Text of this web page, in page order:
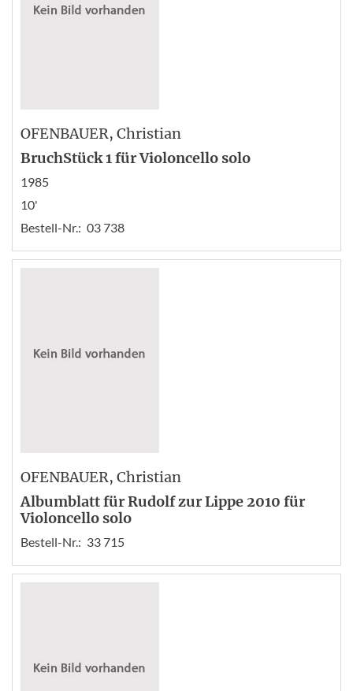
OFENBAUER, Christian
BruchStück 1 für Violoncello solo
1985
10'
Bestell-Nr.: 03 738
OFENBAUER, Christian
Albumblatt für Rudolf zur Lippe 2010 für
Violoncello solo
Bestell-Nr.: 33 715